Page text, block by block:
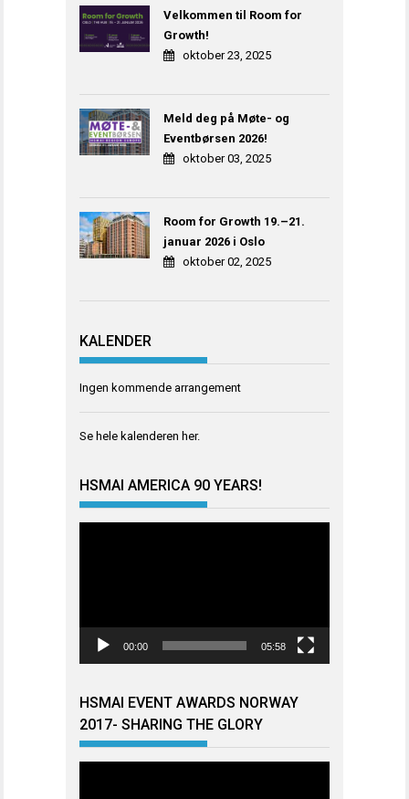
Velkommen til Room for
Growth!
oktober 23, 2025
Meld deg på Møte- og
Eventbørsen 2026!
oktober 03, 2025
Room for Growth 19.–21.
januar 2026 i Oslo
oktober 02, 2025
KALENDER
Ingen kommende arrangement
Se hele kalenderen her.
HSMAI AMERICA 90 YEARS!
00:00 05:58
HSMAI EVENT AWARDS NORWAY
2017- SHARING THE GLORY